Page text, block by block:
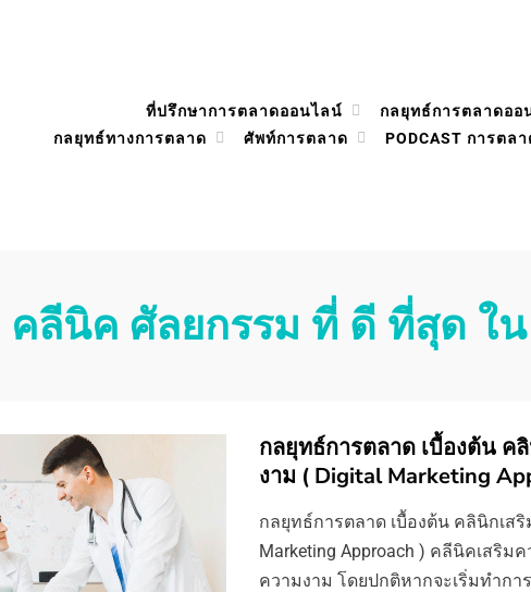
ที่ปรึกษาการตลาดออนไลน์ กลยุทธ์การตลาดออ
กลยุทธ์ทางการตลาด
ศัพท์การตลาด PODCAST การตล
คลีนิค ศัลยกรรม ที่ ดี ที่สุด ใน
กลยุทธ์การตลาด เบื้องต้น ค
งาม ( Digital Marketing
กลยุทธ์การตลาด เบื้องต้น คลินิกเส
Marketing Approach ) คลีนิคเสริม
ความงาม โดยปกติหากจะเริ่มทำกา